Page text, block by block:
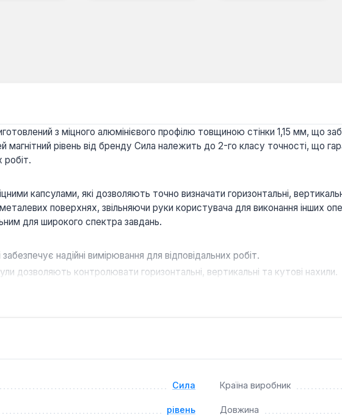
з міцного алюмінієвого профілю товщиною стінки 1,15 мм, що
магнітний рівень від бренду Сила належить до 2-го класу точності, що
робіт.
капсулами, які дозволяють точно визначати горизонтальні,
поверхнях, звільняючи руки користувача для виконання інших
для широкого спектра завдань.
надійні вимірювання для відповідальних робіт.
дозволяють контролювати горизонтальні, вертикальні та кутові нахили.
рішенням для будівельників, монтажників, сантехніків та домашніх
вирівнювання великих поверхонь. Його конструкція розроблена для
Сила Країна виробник
рівень Довжина